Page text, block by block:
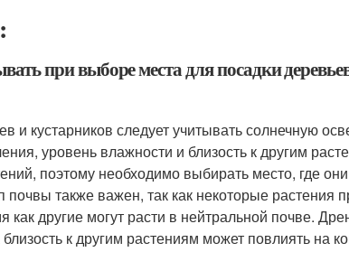
при выборе места для посадки
и кустарников следует учитывать солнечную
уровень влажности и близость к другим
поэтому необходимо выбирать место, где
почвы также важен, так как некоторые растения
другие могут расти в нейтральной почве.
к другим растениям может повлиять на